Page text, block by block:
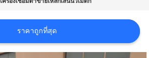
ราคาถูกที่สุด